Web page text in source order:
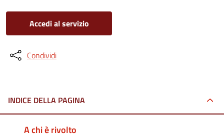
Accedi al servizio
Condividi
INDICE DELLA PAGINA
A chi è rivolto